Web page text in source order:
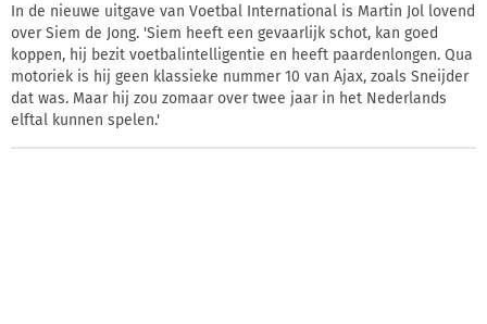
In de nieuwe uitgave van Voetbal International is Martin Jol lovend
over Siem de Jong. 'Siem heeft een gevaarlijk schot, kan goed
koppen, hij bezit voetbalintelligentie en heeft paardenlongen. Qua
motoriek is hij geen klassieke nummer 10 van Ajax, zoals Sneijder
dat was. Maar hij zou zomaar over twee jaar in het Nederlands
elftal kunnen spelen.'